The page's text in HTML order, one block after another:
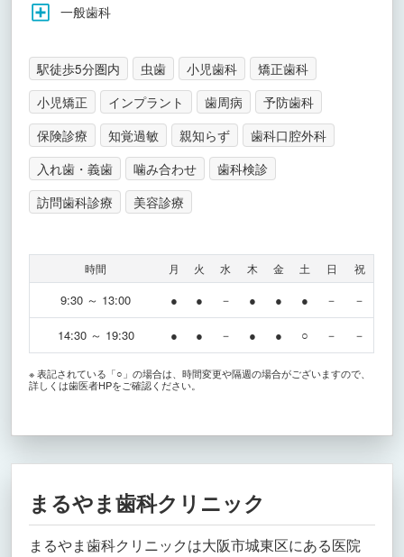
一般歯科
駅徒歩5分圏内 虫歯 小児歯科
矯正歯科
小児矯正
インプラント 歯周病
予防歯科
保険診療
知覚過敏 親知らず
歯科口腔外科
入れ歯・義歯
噛み合わせ
歯科検診
訪問歯科診療
美容診療
時間 月 火 水 木 金 土 日 祝
9:30 ～ 13:00 ● ● － ● ● ● － －
14:30 ～ 19:30 ● ● － ● ● ○ － －
※ 表記されている「○」の場合は、時間変更や隔週の場合がございますので、
詳しくは歯医者HPをご確認ください。
まるやま歯科クリニック
まるやま歯科クリニックは大阪市城東区にある医院